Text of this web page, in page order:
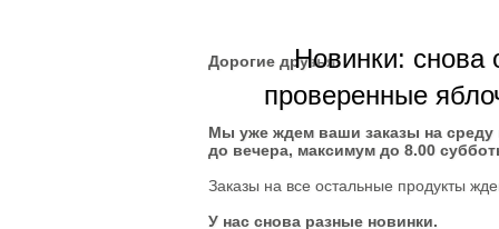
свежие
Ягоды
замороженные
Овощные нарезки и
заготовки
Овощи
Новинки: снова
проверенные
Дорогие друзья!
Мы уже ждем ваши заказы на
до вечера, максимум до 8.00
Заказы на все остальные продукты
У нас снова разные новинки.